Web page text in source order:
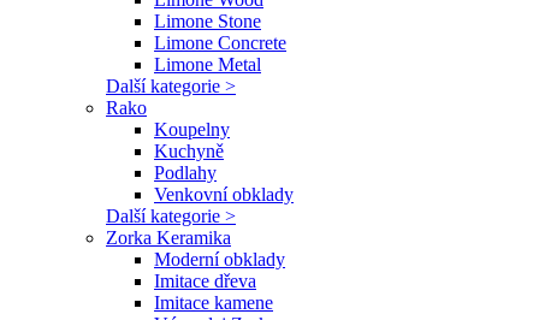
Limone Stone
Limone Concrete
Limone Metal
Další kategorie >
Rako
Koupelny
Kuchyně
Podlahy
Venkovní obklady
Další kategorie >
Zorka Keramika
Moderní obklady
Imitace dřeva
Imitace kamene